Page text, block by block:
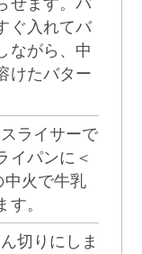
せます。バ
ぐ入れてバ
ながら、中
けたバター
ライサーで
イパンに＜
中火で牛乳
。
切りにしま